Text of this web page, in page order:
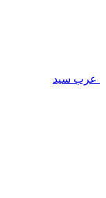
عرب سيد